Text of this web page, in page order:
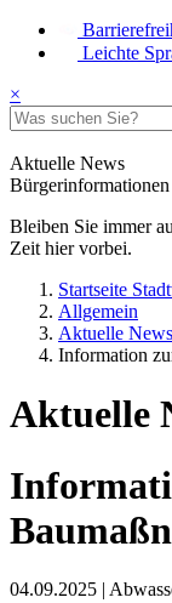
Leichte
×
Aktuelle News
Bleiben Sie immer
Zeit hier vorbei.
Startseite
Allgemein
Aktuelle News
Information
Aktuelle
04.09.2025 |